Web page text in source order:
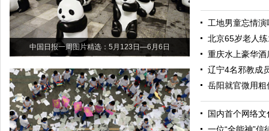
中国日报一周图片精选：5月123日—6月6日
工地男童忘情
北京65岁老人
重庆水上豪华
辽宁4名邪教成
岳阳就官微用
国内首个网络